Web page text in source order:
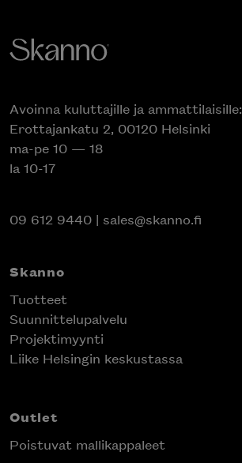
Avoinna kuluttajille ja ammattilaisille:
Erottajankatu 2, 00120 Helsinki
ma-pe 10 — 18
la 10-17
09 612 9440 | sales@skanno.fi
Skanno
Tuotteet
Suunnittelupalvelu
Projektimyynti
Liike Helsingin keskustassa
Outlet
Poistuvat mallikappaleet